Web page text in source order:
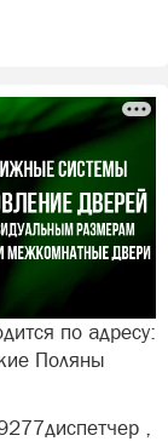
по адресу:
Поляны
,